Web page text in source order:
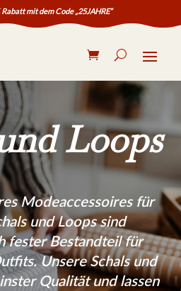
mit dem Code „25JAHRE“
a
.
Loops
Modeaccessoires für
und Loops sind
fester Bestandteil für
Unsere Schals und
Qualität und lassen